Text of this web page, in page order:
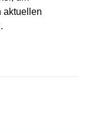
aktuellen